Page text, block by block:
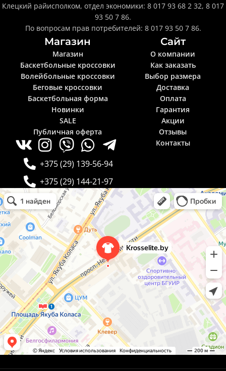
Клецкий райисполком, отдел экономики: 8 017 93 68 2 32, 8 017
93 50 7 86.
По вопросам прав потребителей: 8 017 93 50 7 86.
Магазин
Магазин
Баскетбольные кроссовки
Волейбольные кроссовки
Беговые кроссовки
Баскетбольная форма
Новинки
SALE
Публичная оферта
+375 (29) 139-56-94
+375 (29) 144-21-97
Сайт
О компании
Как заказать
Выбор размера
Доставка
Оплата
Гарантия
Акции
Отзывы
Контакты
Krosselite.by
Информационный интернет-сайт в Минске